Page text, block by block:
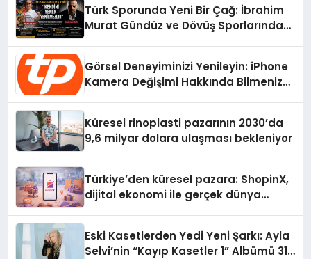
Türk Sporunda Yeni Bir Çağ: İbrahim
Murat Gündüz ve Dövüş Sporlarında
Görsel Deneyiminizi Yenileyin: iPhone
Kamera Değişimi Hakkında Bilmeniz
Küresel rinoplasti pazarının 2030’da
9,6 milyar dolara ulaşması bekleniyor
Türkiye’den küresel pazara: ShopinX,
dijital ekonomi ile gerçek dünya
Eski Kasetlerden Yedi Yeni Şarkı: Ayla
Selvi’nin “Kayıp Kasetler 1” Albümü 31